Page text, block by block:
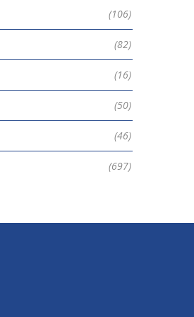
(106)
(82)
(16)
(50)
(46)
(697)